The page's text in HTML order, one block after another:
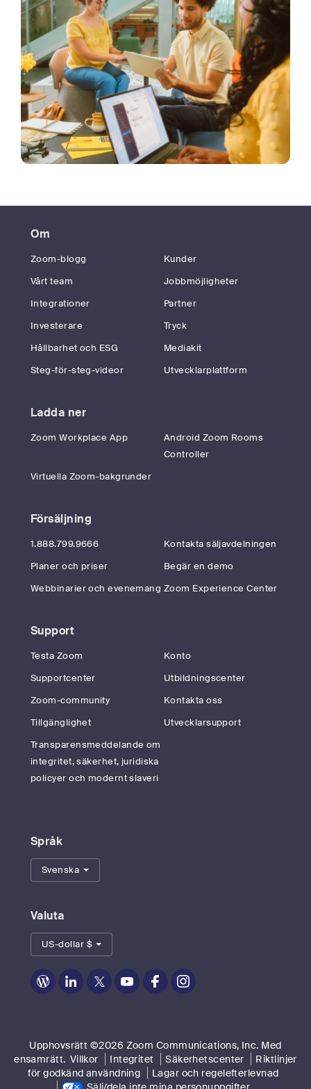
Om
Zoom-blogg
Kunder
Vårt team
Jobbmöjligheter
Integrationer
Partner
Investerare
Tryck
Hållbarhet och ESG
Mediakit
Steg-för-steg-videor
Utvecklarplattform
Ladda ner
Zoom Workplace App
Android Zoom Rooms
Controller
Virtuella Zoom-bakgrunder
Försäljning
1.888.799.9666
Kontakta säljavdelningen
Planer och priser
Begär en demo
Webbinarier och evenemang Zoom Experience Center
Support
Testa Zoom
Konto
Supportcenter
Utbildningscenter
Zoom-community
Kontakta oss
Tillgänglighet
Utvecklarsupport
Transparensmeddelande om
integritet, säkerhet, juridiska
policyer och modernt slaveri
Språk
Svenska
Valuta
US-dollar $
Zoom
Zoom
Zoom
Zoom
Zoom
Zoom
Upphovsrätt ©2026 Zoom Communications, Inc. Med
ensamrätt. Villkor Integritet Säkerhetscenter
Riktlinjer
för godkänd användning
Lagar och regelefterlevnad